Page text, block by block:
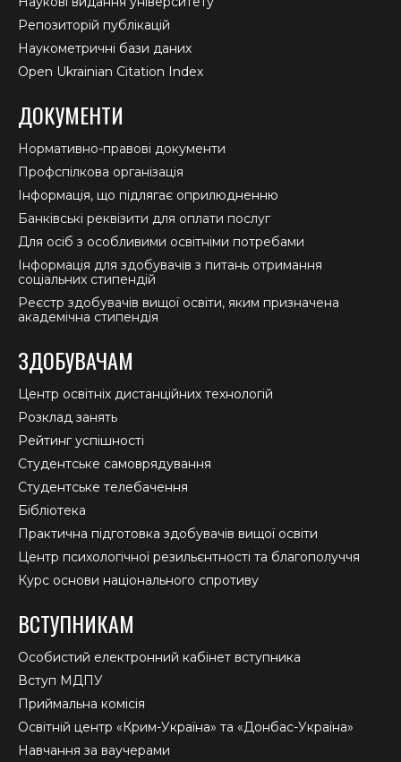
Репозиторій публікацій
Наукометричні бази даних
Open Ukrainian Citation Index
ДОКУМЕНТИ
Нормативно-правові документи
Профспілкова організація
Інформація, що підлягає оприлюдненню
Банківські реквізити для оплати послуг
Для осіб з особливими освітніми потребами
Інформація для здобувачів з питань отримання
соціальних стипендій
Реєстр здобувачів вищої освіти, яким призначена
академічна стипендія
ЗДОБУВАЧАМ
Центр освітніх дистанційних технологій
Розклад занять
Рейтинг успішності
Студентське самоврядування
Студентське телебачення
Бібліотека
Практична підготовка здобувачів вищої освіти
Центр психологічної резильєнтності та благополуччя
Курс основи національного спротиву
ВСТУПНИКАМ
Особистий електронний кабінет вступника
Вступ МДПУ
Приймальна комісія
Освітній центр «Крим-Україна» та «Донбас-Україна»
Навчання за ваучерами